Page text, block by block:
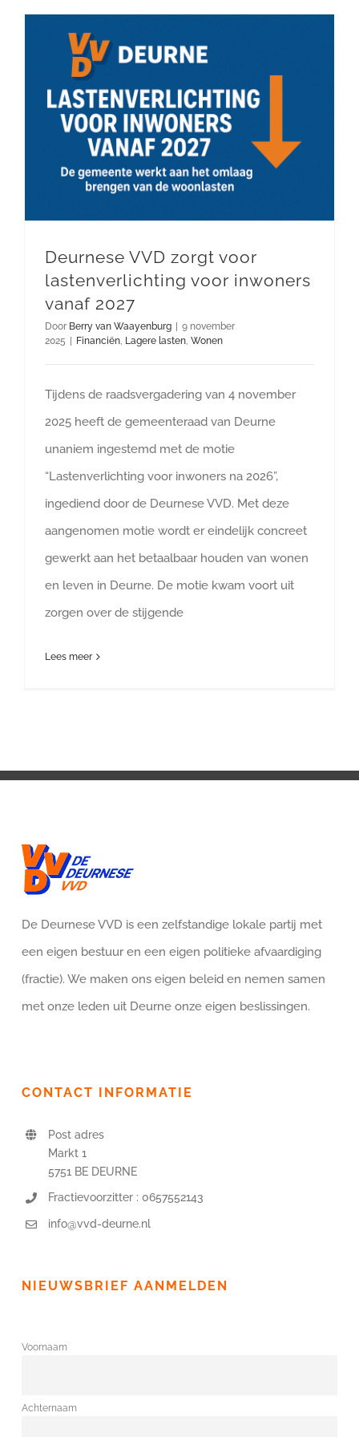
DOE MEE
Deurnese VVD zorgt voor
lastenverlichting voor inwoners
vanaf 2027
Door Berry van Waayenburg
9 november
2025
Financiën, Lagere lasten, Wonen
Tijdens de raadsvergadering van 4 november
2025 heeft de gemeenteraad van Deurne
unaniem ingestemd met de motie
“Lastenverlichting voor inwoners na 2026”,
ingediend door de Deurnese VVD. Met deze
aangenomen motie wordt er eindelijk concreet
gewerkt aan het betaalbaar houden van wonen
en leven in Deurne. De motie kwam voort uit
zorgen over de stijgende
Lees meer
De Deurnese VVD is een zelfstandige lokale partij met
een eigen bestuur en een eigen politieke afvaardiging
(fractie). We maken ons eigen beleid en nemen samen
met onze leden uit Deurne onze eigen beslissingen.
CONTACT INFORMATIE
Post adres
Markt 1
5751 BE DEURNE
Fractievoorzitter : 0657552143
info@vvd-deurne.nl
NIEUWSBRIEF AANMELDEN
Voornaam
Achternaam